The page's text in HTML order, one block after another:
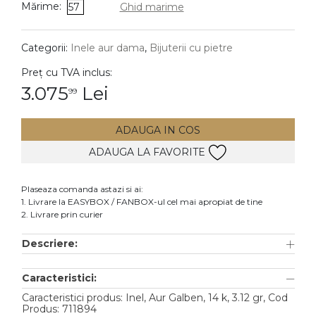
DIAMANTE Vezi toate
Cercei
Accesorii
Aur alb
Aur roz
Mărime: 57 Ghid marime
Categorii: Inele aur dama, Bijuterii cu pietre
Preț cu TVA inclus:
3.07599 Lei
ADAUGA IN COS
ADAUGA LA FAVORITE
Plaseaza comanda astazi si ai:
1. Livrare la EASYBOX / FANBOX-ul cel mai apropiat de tine
2. Livrare prin curier
Descriere:
Caracteristici:
Caracteristici produs: Inel, Aur Galben, 14 k, 3.12 gr, Cod
Produs: 711894